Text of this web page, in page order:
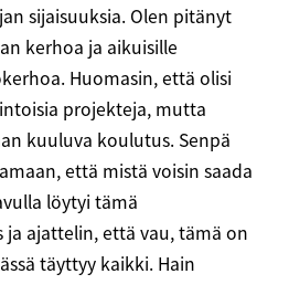
sijaisuuksia. Olen pitänyt
kerhoa ja aikuisille
Huomasin, että olisi
projekteja, mutta
kuuluva koulutus. Senpä
että mistä voisin saada
löytyi tämä
ajattelin, että vau, tämä on
täyttyy kaikki. Hain